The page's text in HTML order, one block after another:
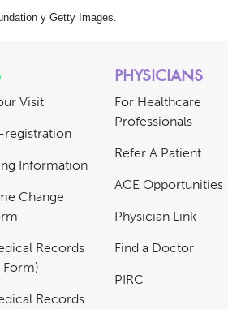
y Getty Images.
Visit
registration
Information
Change
Records
Records
PHYSICIANS
For Healthcare
Professionals
Refer A Patient
ACE Opportunities
Physician Link
Find a Doctor
PIRC